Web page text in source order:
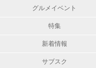
グルメイベント
特集
新着情報
サブスク